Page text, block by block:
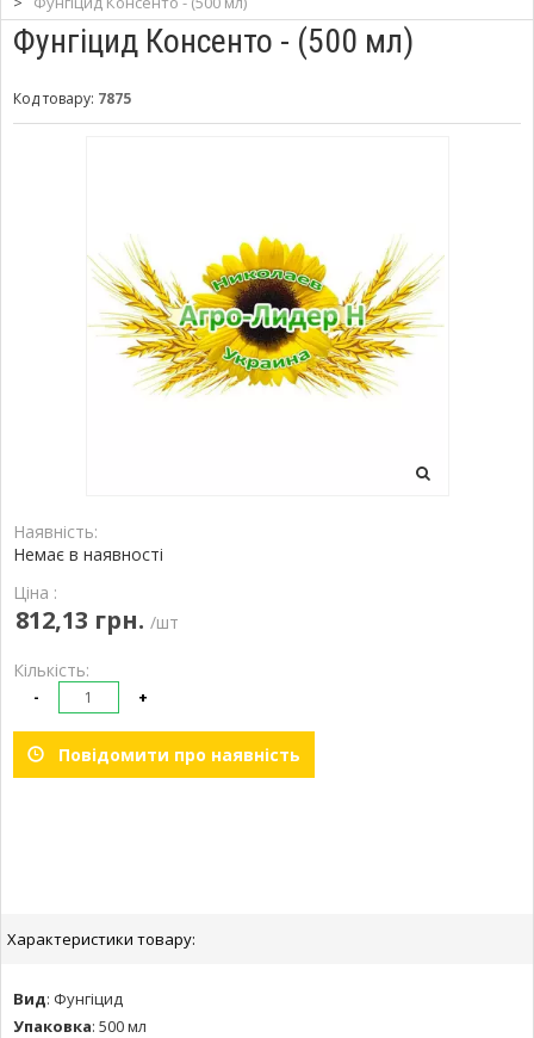
Фунгіцид Консенто - (500 мл)
Код товару: 7875
Наявність:
Немає в наявності
Ціна :
812,13 грн. /шт
Кількість:
- +
Повідомити про наявність
Характеристики товару:
Вид: Фунгіцид
Упаковка: 500 мл